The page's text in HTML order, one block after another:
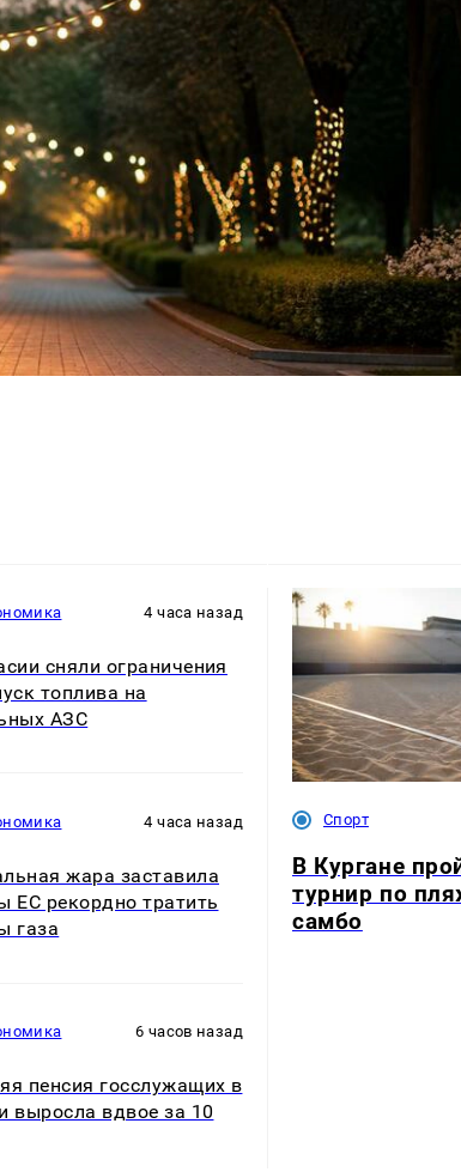
4 часа назад
сняли ограничения
топлива на
АЗС
4 часа назад
жара заставила
ЕС рекордно тратить
газа
6 часов назад
пенсия госслужащих в
выросла вдвое за 10
Спорт
В Кургане
турнир по
самбо